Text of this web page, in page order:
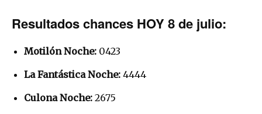
Resultados chances HOY 8 de julio:
Motilón Noche: 0423
La Fantástica Noche: 4444
Culona Noche: 2675